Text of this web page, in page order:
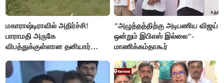
மகாராஷ்டிராவில் அதிர்ச்சி!
பாராமதி அருகே
விபத்துக்குள்ளான தனியார்
"அழுத்தத்திற்கு அடிபணிய விஜய்
ஒன்றும் இபிஎஸ் இல்லை"-
மாணிக்கம்தாகூர்